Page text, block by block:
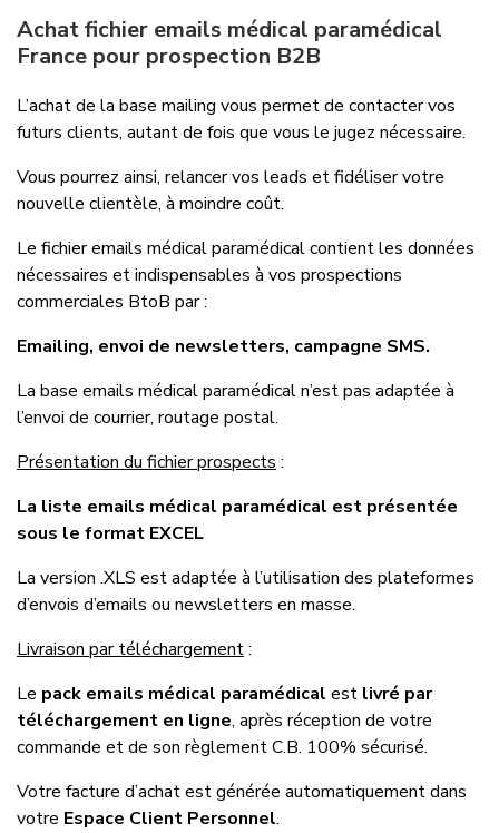
Achat fichier emails médical paramédical
France pour prospection B2B
L’achat de la base mailing vous permet de contacter vos
futurs clients, autant de fois que vous le jugez nécessaire.
Vous pourrez ainsi, relancer vos leads et fidéliser votre
nouvelle clientèle, à moindre coût.
Le fichier emails médical paramédical contient les données
nécessaires et indispensables à vos prospections
commerciales BtoB par :
Emailing, envoi de newsletters, campagne SMS.
La base emails médical paramédical n’est pas adaptée à
l’envoi de courrier, routage postal.
Présentation du fichier prospects :
La liste emails médical paramédical est présentée
sous le format EXCEL
La version .XLS est adaptée à l’utilisation des plateformes
d’envois d’emails ou newsletters en masse.
Livraison par téléchargement:
Le pack emails médical paramédical est livré par
téléchargement en ligne, après réception de votre
commande et de son règlement C.B. 100% sécurisé.
Votre facture d’achat est générée automatiquement dans
votre Espace Client Personnel.